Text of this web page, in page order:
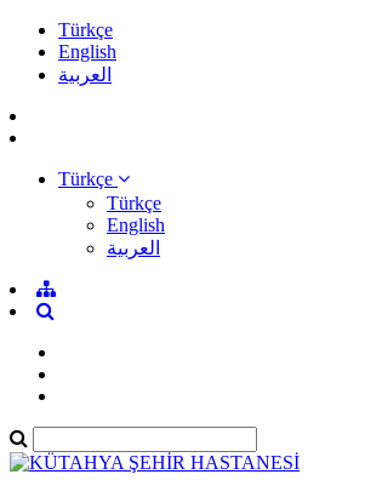
Türkçe
English
العربية
Türkçe
Türkçe
English
العربية